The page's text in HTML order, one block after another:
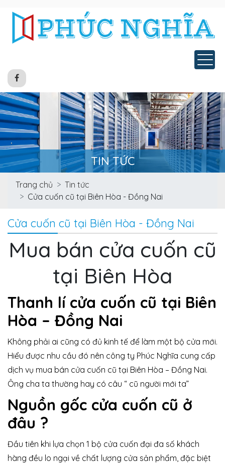
TIN TỨC
Trang chủ
Tin tức
Cửa cuốn cũ tại Biên Hòa - Đồng Nai
Cửa cuốn cũ tại Biên Hòa - Đồng Nai
Mua bán cửa cuốn cũ
tại Biên Hòa
Thanh lí cửa cuốn cũ tại Biên
Hòa – Đồng Nai
Không phải ai cũng có đủ kinh tế để làm một bộ cửa mới.
Hiểu được nhu cầu đó nên công ty Phúc Nghĩa cung cấp
dịch vụ mua bán cửa cuốn cũ tại Biên Hòa – Đồng Nai.
Ông cha ta thường hay có câu “ cũ người mới ta”
Nguồn gốc cửa cuốn cũ ở
đâu ?
Đầu tiên khi lựa chọn 1 bộ cửa cuốn đại đa số khách
hàng đều lo ngại về chất lượng cửa sản phẩm, đặc biệt